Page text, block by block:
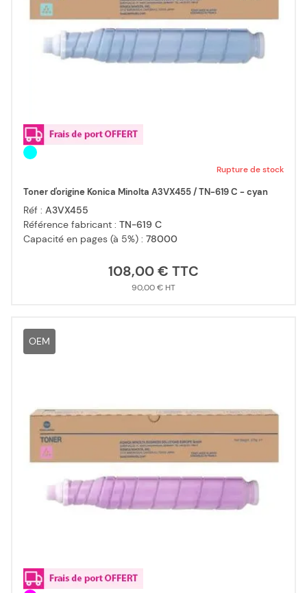
Rupture de stock
Toner d'origine Konica Minolta A3VX455 / TN-619 C - cyan
Réf : A3VX455
Référence fabricant : TN-619 C
Capacité en pages (à 5%) : 78000
108,00 €
90,00 €
OEM